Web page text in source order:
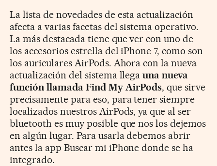
La lista de novedades de esta actualización
afecta a varias facetas del sistema operativo.
La más destacada tiene que ver con uno de
los accesorios estrella del iPhone 7, como son
los auriculares AirPods. Ahora con la nueva
actualización del sistema llegauna nueva
función llamada Find My AirPods, que sirve
precisamente para eso, para tener siempre
localizados nuestros AirPods, ya que al ser
bluetooth es muy posible que nos los dejemos
en algún lugar. Para usarla debemos abrir
antes la app Buscar mi iPhone donde se ha
integrado.